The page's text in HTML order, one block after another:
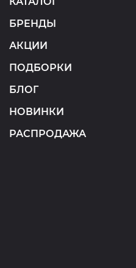
БРЕНДЫ
АКЦИИ
ПОДБОРКИ
БЛОГ
НОВИНКИ
РАСПРОДАЖА